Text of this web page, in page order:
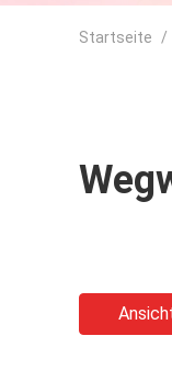
Startseite /